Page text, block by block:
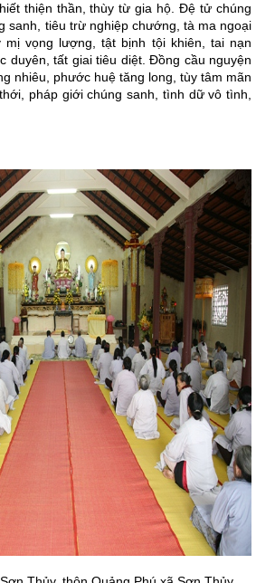
thiện thần, thùy từ gia hộ. Đệ tử chúng
sanh, tiêu trừ nghiệp chướng, tà ma ngoại
vọng lượng, tật bịnh tội khiên, tai nạn
duyên, tất giai tiêu diệt. Đồng cầu nguyện
nhiêu, phước huệ tăng long, tùy tâm mãn
pháp giới chúng sanh, tình dữ vô tình,